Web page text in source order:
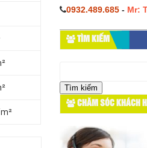
0932.489.685- Mr:
TÌM KIẾM
cho:
CHĂM SÓC KHÁCH